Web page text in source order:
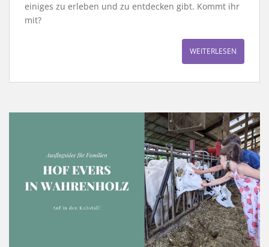
einiges zu erleben und zu entdecken gibt. Kommt ihr
mit?
WEITERLESEN